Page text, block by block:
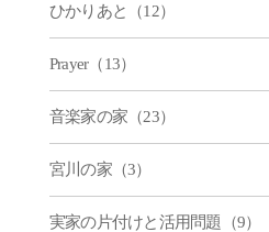
ひかりあと（12）
Prayer（13）
音楽家の家（23）
宮川の家（3）
実家の片付けと活用問題（9）